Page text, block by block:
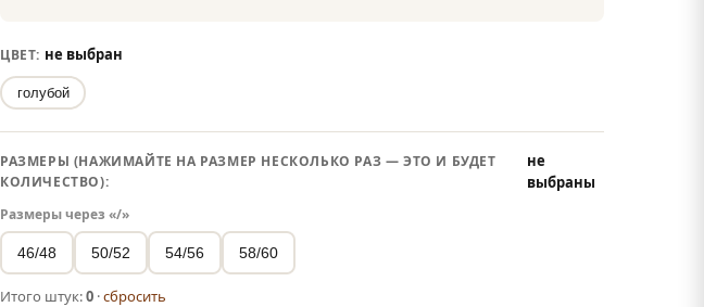
ЦВЕТ: не выбран
голубой
РАЗМЕРЫ (НАЖИМАЙТЕ НА РАЗМЕР НЕСКОЛЬКО РАЗ — ЭТО И БУДЕТ
КОЛИЧЕСТВО):
не
выбраны
Размеры через «/»
46/48 50/52 54/56 58/60
Итого штук:0 ·сбросить